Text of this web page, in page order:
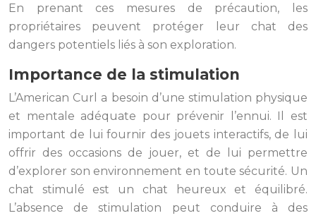
En prenant ces mesures de précaution, les
propriétaires peuvent protéger leur chat des
dangers potentiels liés à son exploration.
Importance de la stimulation
L’American Curl a besoin d’une stimulation physique
et mentale adéquate pour prévenir l’ennui. Il est
important de lui fournir des jouets interactifs, de lui
offrir des occasions de jouer, et de lui permettre
d’explorer son environnement en toute sécurité. Un
chat stimulé est un chat heureux et équilibré.
L’absence de stimulation peut conduire à des